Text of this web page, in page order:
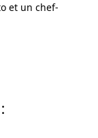
et un chef-